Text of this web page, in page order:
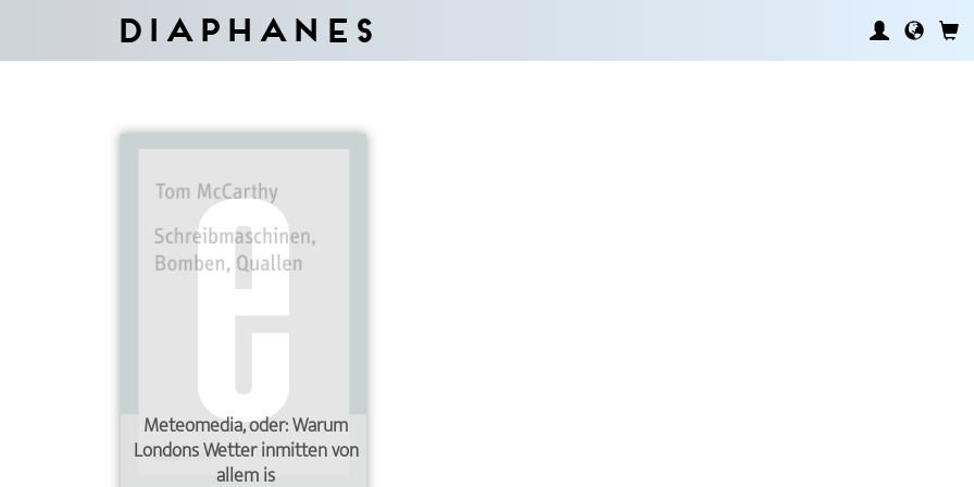
Diaphanes
Meteomedia, oder: Warum
Londons Wetter inmitten von
allem is